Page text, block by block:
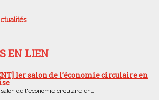
EN LIEN
1er salon de l’économie circulaire en
salon de l'économie circulaire en…